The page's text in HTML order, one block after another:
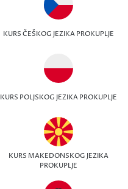
KURS ČEŠKOG JEZIKA PROKUPLJE
KURS POLJSKOG JEZIKA PROKUPLJE
KURS MAKEDONSKOG JEZIKA
PROKUPLJE